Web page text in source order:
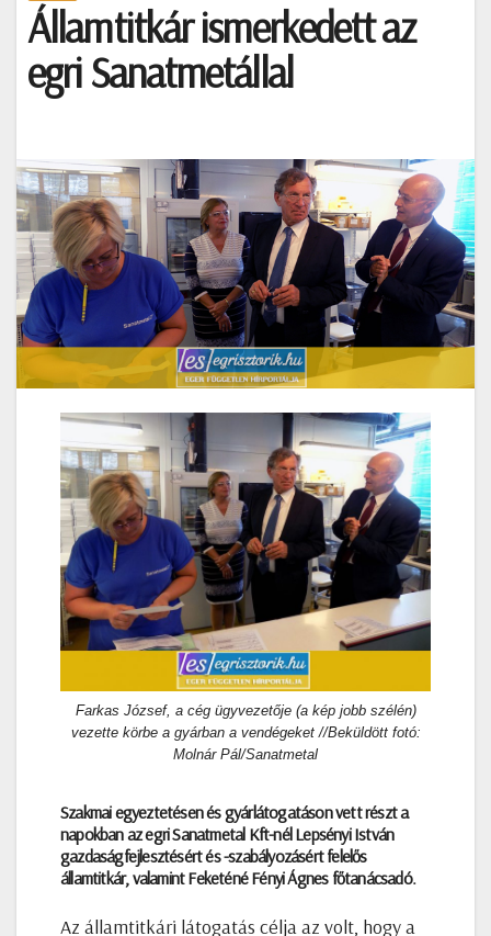
Államtitkár ismerkedett az
egri Sanatmetállal
Farkas ­József, a cég ügyvezetője (a kép jobb szélén)
vezette körbe a gyárban a vendégeket //Beküldött fotó:
Molnár Pál/Sanatmetal
Szakmai egyeztetésen és gyárlátogatáson vett részt a
napokban az egri Sanatmetal Kft-nél Lepsényi István
gazdaságfejlesztésért és -szabályozásért felelős
államtitkár, valamint Feketéné Fényi Ágnes főtanácsadó.
Az államtitkári látogatás célja az volt, hogy a